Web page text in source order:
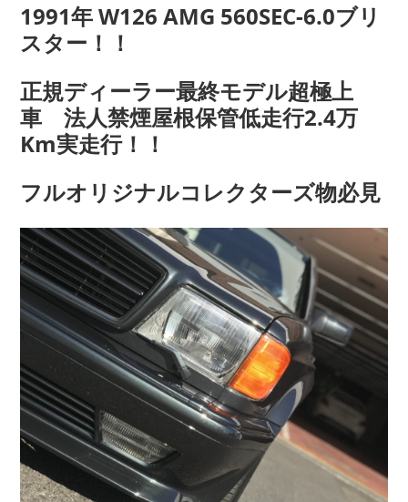
1991年 W126 AMG 560SEC-6.0ブリ
スター！！
正規ディーラー最終モデル超極上
車 法人禁煙屋根保管低走行2.4万
Km実走行！！
フルオリジナルコレクターズ物必見